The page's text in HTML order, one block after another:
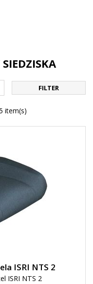
FILTER
item(s)
ISRI NTS 2
ISRI NTS 2